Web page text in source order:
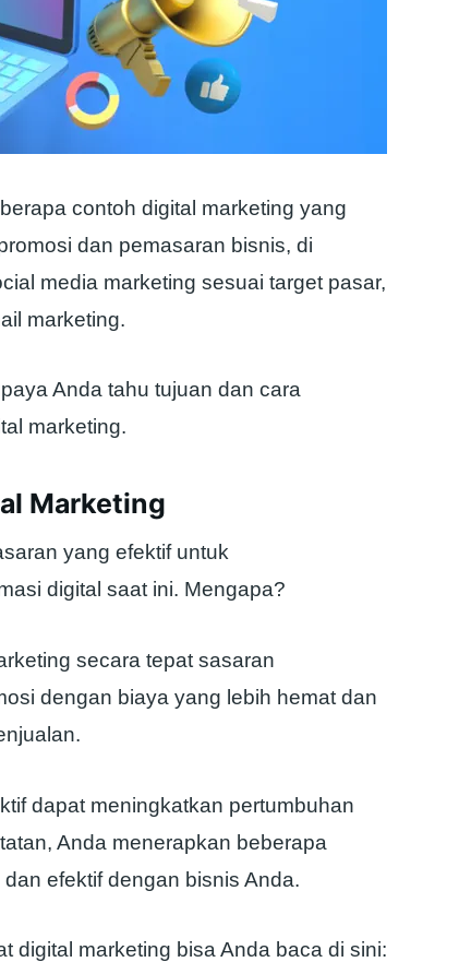
contoh digital marketing yang
dan pemasaran bisnis, di
media marketing sesuai target pasar,
marketing.
Anda tahu tujuan dan cara
marketing.
Marketing
yang efektif untuk
digital saat ini. Mengapa?
secara tepat sasaran
dengan biaya yang lebih hemat dan
dapat meningkatkan pertumbuhan
Anda menerapkan beberapa
efektif dengan bisnis Anda.
digital marketing bisa Anda baca di sini: